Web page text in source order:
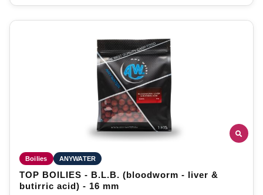
Boilies ANYWATER
TOP BOILIES - B.L.B. (bloodworm - liver &
butirric acid) - 16 mm